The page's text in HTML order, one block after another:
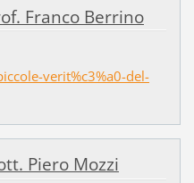
Franco Berrino
verit%c3%a0-del-
Piero Mozzi